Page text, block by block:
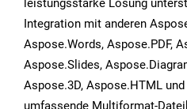
leistungsstarke Lösung
Integration mit anderen
Aspose.Words, Aspose.PDF,
Aspose.Slides,
Aspose.3D, Aspose.HTML
umfassende Multiformat-